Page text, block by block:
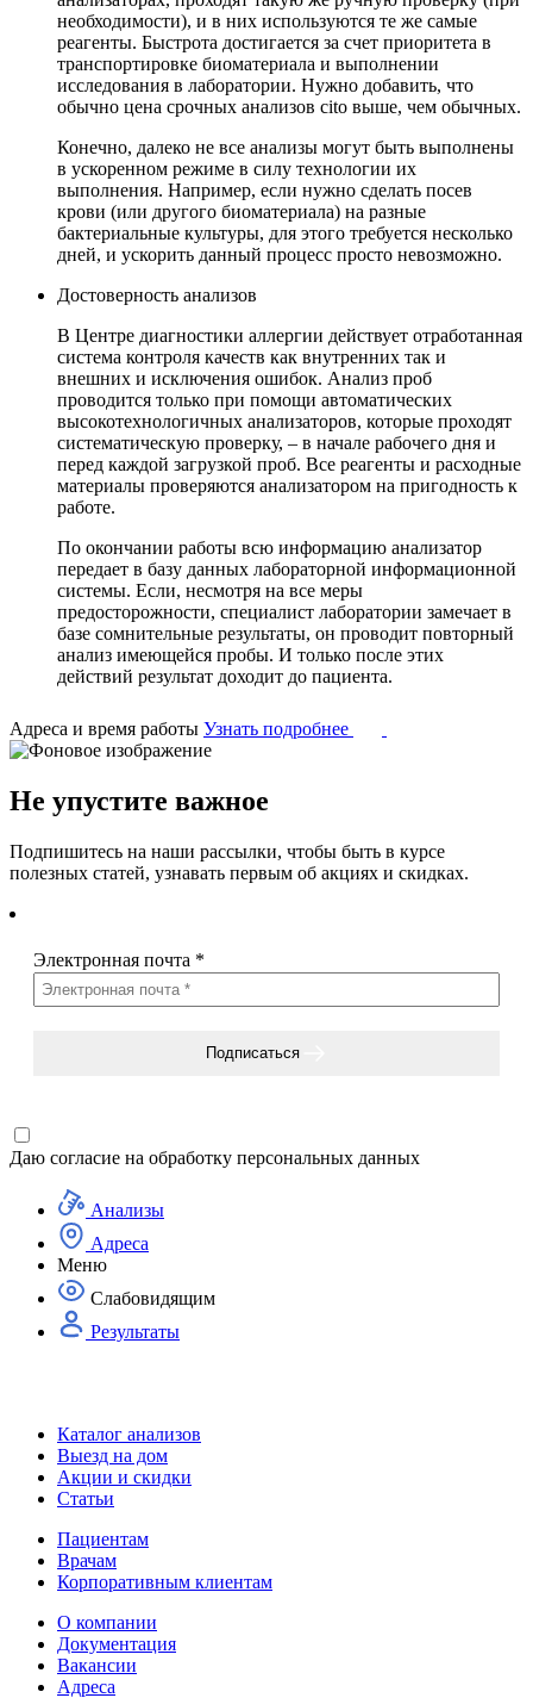
необходимости), и в них используются те же самые
реагенты. Быстрота достигается за счет приоритета в
транспортировке биоматериала и выполнении
исследования в лаборатории. Нужно добавить, что
обычно цена срочных анализов cito выше, чем обычных.
Конечно, далеко не все анализы могут быть выполнены
в ускоренном режиме в силу технологии их
выполнения. Например, если нужно сделать посев
крови (или другого биоматериала) на разные
бактериальные культуры, для этого требуется несколько
дней, и ускорить данный процесс просто невозможно.
Достоверность анализов
В Центре диагностики аллергии действует отработанная
система контроля качеств как внутренних так и
внешних и исключения ошибок. Анализ проб
проводится только при помощи автоматических
высокотехнологичных анализаторов, которые проходят
систематическую проверку, – в начале рабочего дня и
перед каждой загрузкой проб. Все реагенты и расходные
материалы проверяются анализатором на пригодность к
работе.
По окончании работы всю информацию анализатор
передает в базу данных лабораторной информационной
системы. Если, несмотря на все меры
предосторожности, специалист лаборатории замечает в
базе сомнительные результаты, он проводит повторный
анализ имеющейся пробы. И только после этих
действий результат доходит до пациента.
Адреса и время работы Узнать подробнее
Не упустите важное
Подпишитесь на наши рассылки, чтобы быть в курсе
полезных статей, узнавать первым об акциях и скидках.
Электронная почта *
Подписаться
Даю согласие на обработку персональных данных
Анализы
Адреса
Меню
Слабовидящим
Результаты
Каталог анализов
Выезд на дом
Акции и скидки
Статьи
Пациентам
Врачам
Корпоративным клиентам
О компании
Документация
Вакансии
Адреса